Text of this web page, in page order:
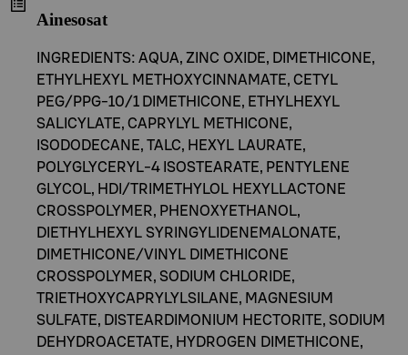
Ainesosat
INGREDIENTS: AQUA, ZINC OXIDE, DIMETHICONE,
ETHYLHEXYL METHOXYCINNAMATE, CETYL
PEG/PPG-10/1 DIMETHICONE, ETHYLHEXYL
SALICYLATE, CAPRYLYL METHICONE,
ISODODECANE, TALC, HEXYL LAURATE,
POLYGLYCERYL-4 ISOSTEARATE, PENTYLENE
GLYCOL, HDI/TRIMETHYLOL HEXYLLACTONE
CROSSPOLYMER, PHENOXYETHANOL,
DIETHYLHEXYL SYRINGYLIDENEMALONATE,
DIMETHICONE/VINYL DIMETHICONE
CROSSPOLYMER, SODIUM CHLORIDE,
TRIETHOXYCAPRYLYLSILANE, MAGNESIUM
SULFATE, DISTEARDIMONIUM HECTORITE, SODIUM
DEHYDROACETATE, HYDROGEN DIMETHICONE,